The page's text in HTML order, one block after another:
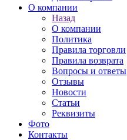
О компании
Назад
О компании
Политика
Правила торговли
Правила возврата
Вопросы и ответы
Отзывы
Новости
Статьи
Реквизиты
Фото
Контакты